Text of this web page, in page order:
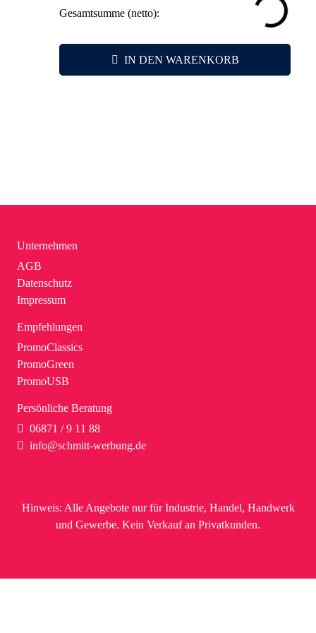
Nutzen.
Zielgruppenreichweite.
Gesamtsumme (netto):
IN DEN WARENKORB
Unternehmen
AGB
Datenschutz
Impressum
Empfehlungen
PromoClassics
PromoGreen
PromoUSB
Persönliche Beratung
06871 / 9 11 88
info@schmitt-werbung.de
Hinweis: Alle Angebote nur für Industrie, Handel, Handwerk
und Gewerbe. Kein Verkauf an Privatkunden.